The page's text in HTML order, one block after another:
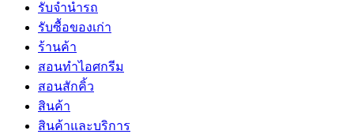
รับจำนำรถ
รับซื้อของเก่า
ร้านค้า
สอนทำไอศกรีม
สอนสักคิ้ว
สินค้า
สินค้าและบริการ